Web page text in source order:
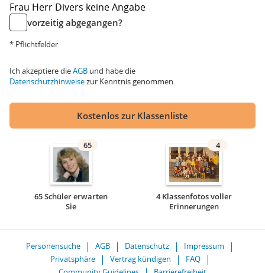
Frau Herr Divers keine Angabe
vorzeitig abgegangen?
* Pflichtfelder
Ich akzeptiere dieAGB und habe die
Datenschutzhinweisezur Kenntnis genommen.
Kostenlos zur Klassenliste
65
65 Schüler erwarten
Sie
4
4 Klassenfotos voller
Erinnerungen
Personensuche AGB Datenschutz
Impressum
Privatsphäre
Vertrag kündigen
FAQ